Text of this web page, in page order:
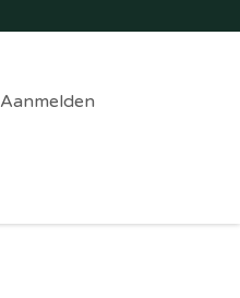
Aanmelden